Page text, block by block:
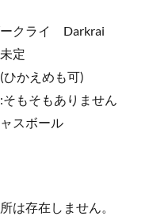
ークライ Darkrai
定
ひかえめも可)
そもそもありません
スボール
は存在しません。